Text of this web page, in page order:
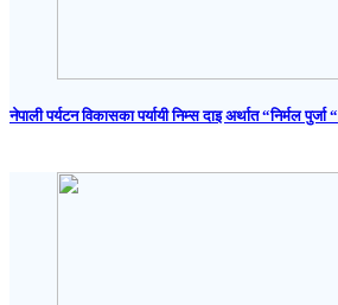
नेपाली पर्यटन विकासका पर्यायी निम्स दाइ अर्थात “निर्मल पुर्जा “